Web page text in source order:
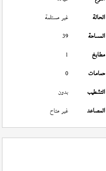
الحالة
غير مستلمة
المساحة
39
مطابخ
1
حمامات
0
التشطيب
بدون
المصاعد غير متاح